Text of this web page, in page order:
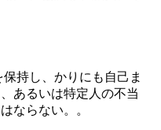
持し、かりにも自己ま
あるいは特定人の不当
ならない。。